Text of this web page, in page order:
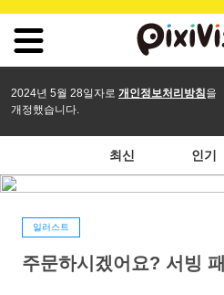
2024년 5월 28일자로 개인정보처리방침 을
개정했습니다.
최신 인기
일러스트
주문하시겠어요? 서빙